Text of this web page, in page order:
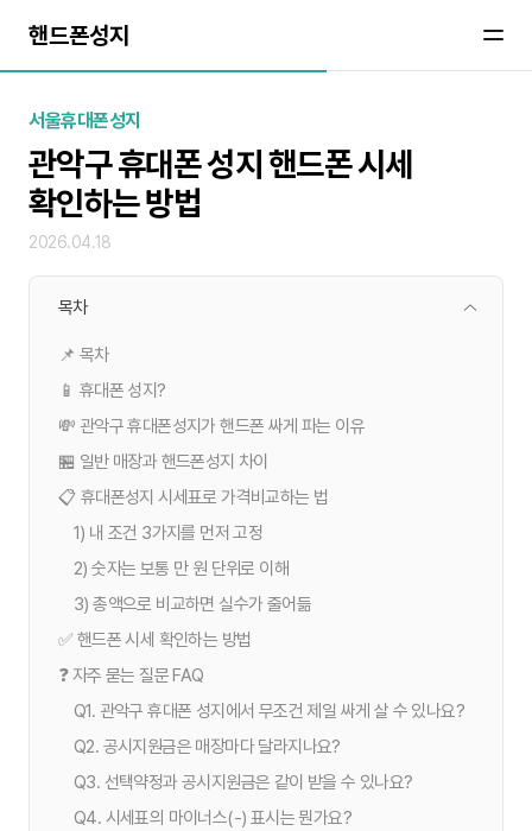
핸드폰성지
서울휴대폰성지
관악구 휴대폰 성지 핸드폰 시세
확인하는 방법
2026.04.18
목차
📌 목차
📱 휴대폰 성지?
💸 관악구 휴대폰성지가 핸드폰 싸게 파는 이유
🏪 일반 매장과 핸드폰성지 차이
📋 휴대폰성지 시세표로 가격비교하는 법
1) 내 조건 3가지를 먼저 고정
2) 숫자는 보통 만 원 단위로 이해
3) 총액으로 비교하면 실수가 줄어듦
✅ 핸드폰 시세 확인하는 방법
❓ 자주 묻는 질문 FAQ
Q1. 관악구 휴대폰 성지에서 무조건 제일 싸게 살 수 있나요?
Q2. 공시지원금은 매장마다 달라지나요?
Q3. 선택약정과 공시지원금은 같이 받을 수 있나요?
Q4. 시세표의 마이너스(-) 표시는 뭔가요?